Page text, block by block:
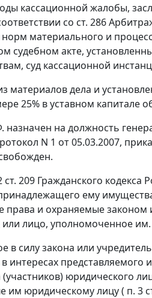
кассационной жалобы,
со ст. 286
материального и
судебном акте,
суд кассационной
материалов дела и
25% в уставном капитале
на должность
N 1 от 05.03.2007,
ст. 209 Гражданского кодекса
ему
и охраняемые законом
или лицо, уполномоченное им.
в силу закона или
в интересах
(участников) юридического
им юридическому лицу ( п. 3